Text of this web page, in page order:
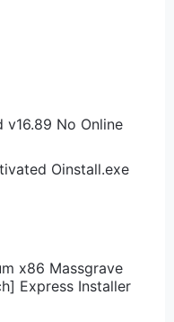
No Online
Oinstall.exe
x86 Massgrave
Express Installer